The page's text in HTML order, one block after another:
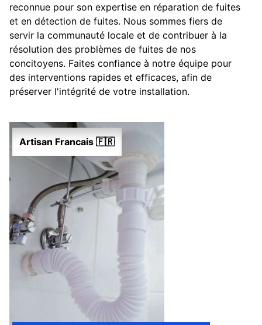
reconnue pour son expertise en réparation de fuites
et en détection de fuites. Nous sommes fiers de
servir la communauté locale et de contribuer à la
résolution des problèmes de fuites de nos
concitoyens. Faites confiance à notre équipe pour
des interventions rapides et efficaces, afin de
préserver l'intégrité de votre installation.
Artisan Francais 🇫🇷